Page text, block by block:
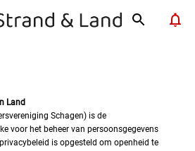
Land
Schagen) is de
voor het beheer van persoonsgegevens
is opgesteld om openheid te